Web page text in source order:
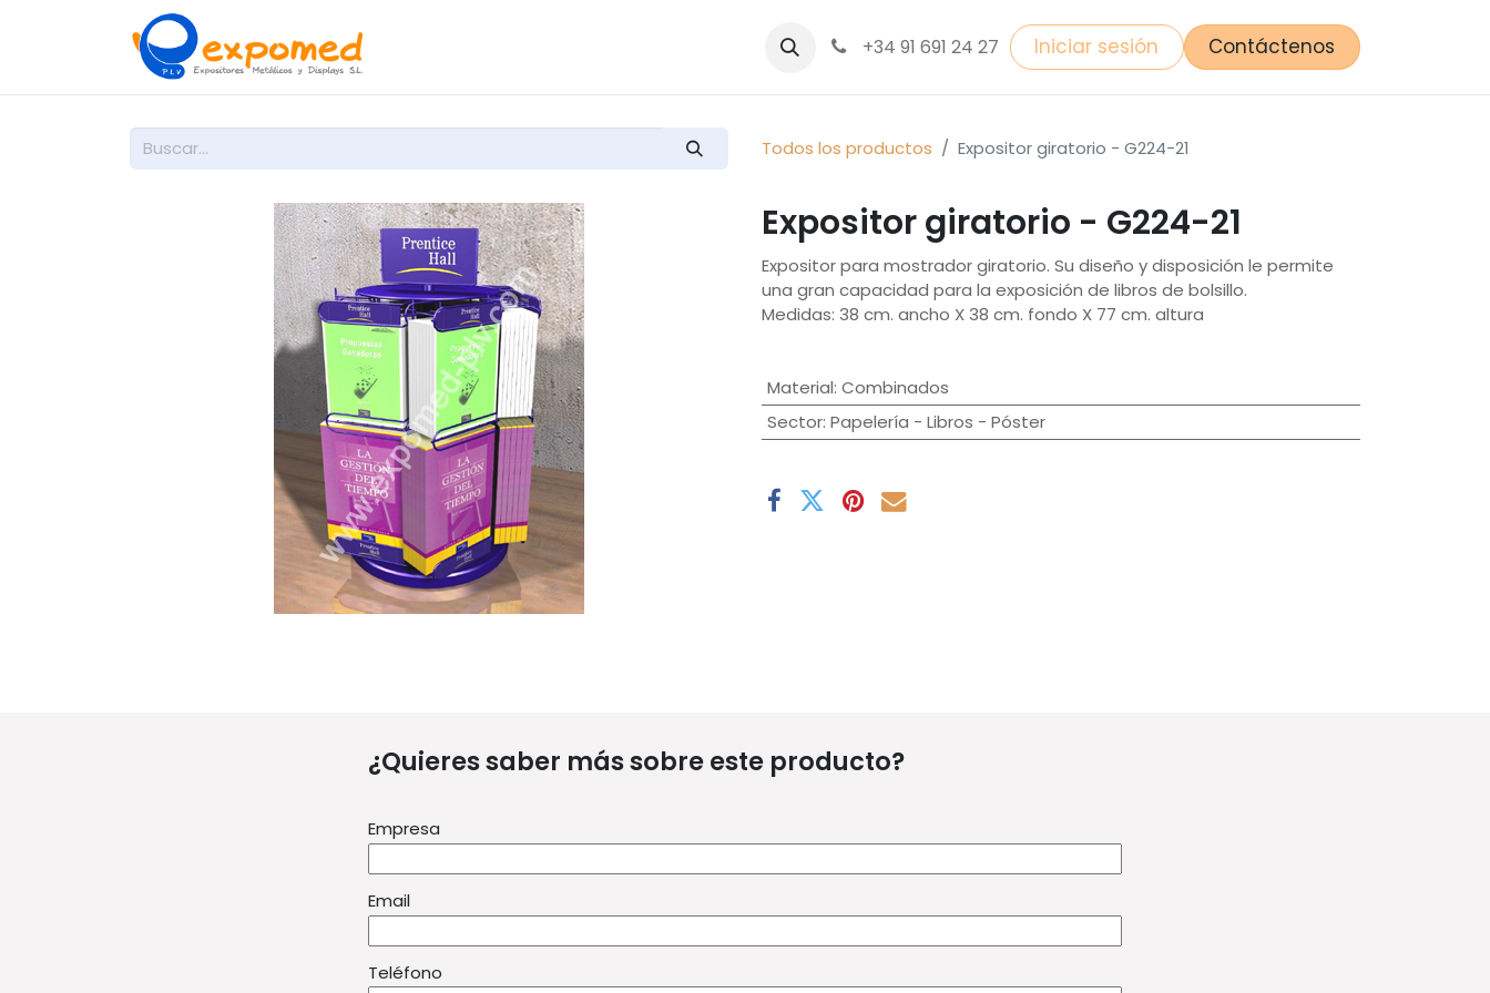
+34 91 691 24 27 Iniciar sesión Contáctenos
Todos los productos Expositor giratorio - G224-21
Expositor giratorio - G224-21
Expositor para mostrador giratorio. Su diseño y disposición le permite
una gran capacidad para la exposición de libros de bolsillo.
Medidas: 38 cm. ancho X 38 cm. fondo X 77 cm. altura
Material: Combinados
Sector: Papelería - Libros - Póster
¿Quieres saber más sobre este producto?
Empresa
Email
Teléfono